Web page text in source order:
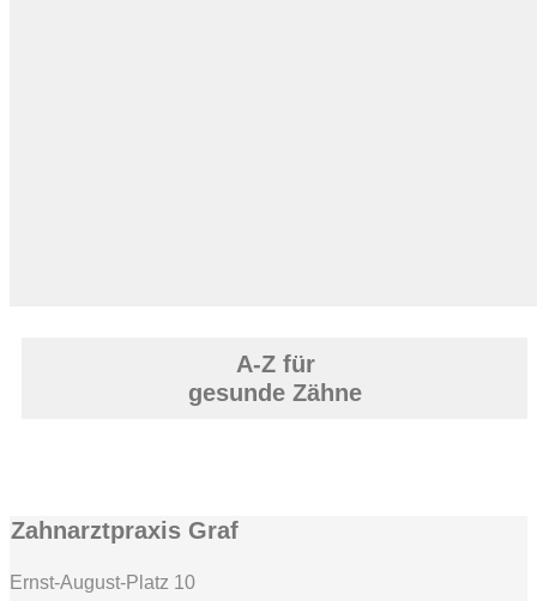
A-Z für
gesunde Zähne
Zahnarztpraxis Graf
Ernst-August-Platz 10